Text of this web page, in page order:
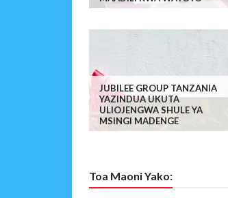
JUBILEE GROUP TANZANIA
YAZINDUA UKUTA
ULIOJENGWA SHULE YA
MSINGI MADENGE
Toa Maoni Yako: